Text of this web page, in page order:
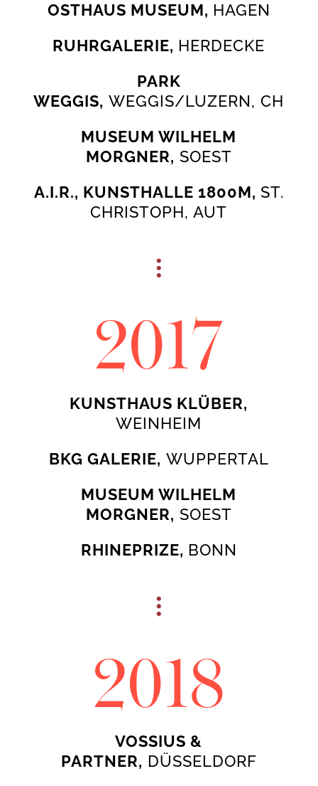
OSTHAUS MUSEUM, HAGEN
RUHRGALERIE, HERDECKE
PARK
WEGGIS, WEGGIS/LUZERN, CH
MUSEUM WILHELM
MORGNER, SOEST
A.I.R., KUNSTHALLE 1800M, ST.
CHRISTOPH, AUT
2017
KUNSTHAUS KLÜBER,
WEINHEIM
BKG GALERIE, WUPPERTAL
MUSEUM WILHELM
MORGNER, SOEST
RHINEPRIZE, BONN
2018
VOSSIUS &
PARTNER, DÜSSELDORF